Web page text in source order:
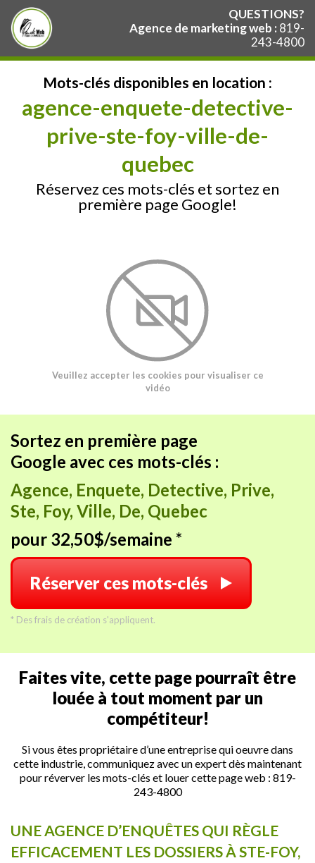
QUESTIONS?
Agence de marketing web : 819-
243-4800
Mots-clés disponibles en location :
agence-enquete-detective-
prive-ste-foy-ville-de-
quebec
Réservez ces mots-clés et sortez en
première page Google!
Veuillez accepter les cookies pour visualiser ce
vidéo
Sortez en première page
Google avec ces mots-clés :
Agence, Enquete, Detective, Prive,
Ste, Foy, Ville, De, Quebec
pour 32,50$/semaine *
Réserver ces mots-clés
* Des frais de création s'appliquent.
Faites vite, cette page pourraît être
louée à tout moment par un
compétiteur!
Si vous êtes propriétaire d’une entreprise qui oeuvre dans
cette industrie, communiquez avec un expert dès maintenant
pour réverver les mots-clés et louer cette page web : 819-
243-4800
UNE AGENCE D’ENQUÊTES QUI RÈGLE
EFFICACEMENT LES DOSSIERS À STE-FOY,